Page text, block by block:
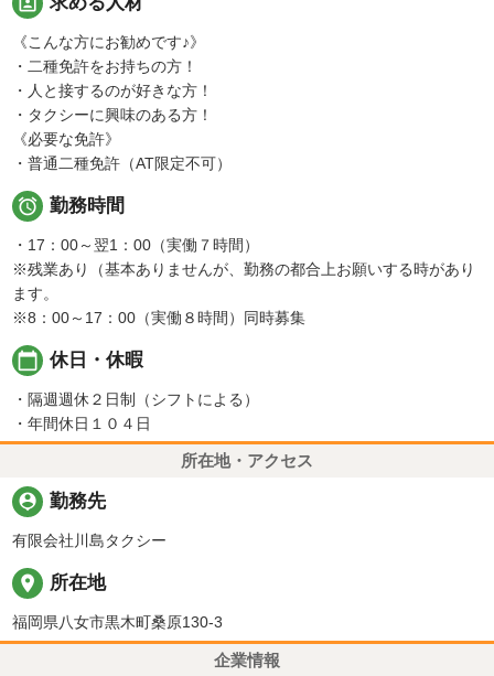
《こんな方にお勧めです♪》
・二種免許をお持ちの方！
・人と接するのが好きな方！
・タクシーに興味のある方！
《必要な免許》
・普通二種免許（AT限定不可）
 勤務時間
・17：00～翌1：00（実働７時間）
※残業あり（基本ありませんが、勤務の都合上お願いする時があり
ます。
※8：00～17：00（実働８時間）同時募集
calendar_today 休日・休暇
・隔週週休２日制（シフトによる）
・年間休日１０４日
所在地・アクセス
person_pin 勤務先
有限会社川島タクシー
place 所在地
福岡県八女市黒木町桑原130-3
企業情報